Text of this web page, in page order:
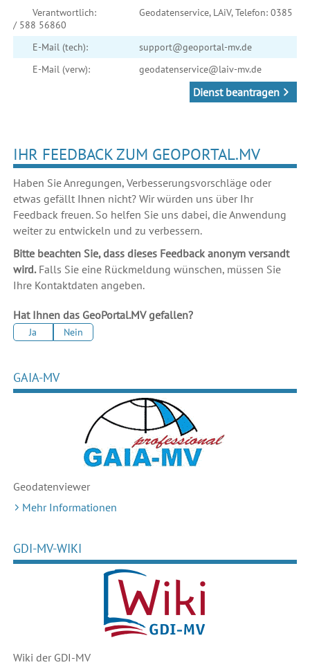
Verantwortlich:
Geodatenservice, LAiV, Telefon: 0385
/ 588 56860
E-Mail (tech):
support@geoportal-mv.de
E-Mail (verw):
geodatenservice@laiv-mv.de
Dienst beantragen
IHR FEEDBACK ZUM GEOPORTAL.MV
Haben Sie Anregungen, Verbesserungsvorschläge oder
etwas gefällt Ihnen nicht? Wir würden uns über Ihr
Feedback freuen. So helfen Sie uns dabei, die Anwendung
weiter zu entwickeln und zu verbessern.
Bitte beachten Sie, dass dieses Feedback anonym versandt
wird.Falls Sie eine Rückmeldung wünschen, müssen Sie
Ihre Kontaktdaten angeben.
Hat Ihnen das GeoPortal.MV gefallen?
Ja Nein
GAIA-MV
Geodatenviewer
Mehr Informationen
GDI-MV-WIKI
Wiki der GDI-MV